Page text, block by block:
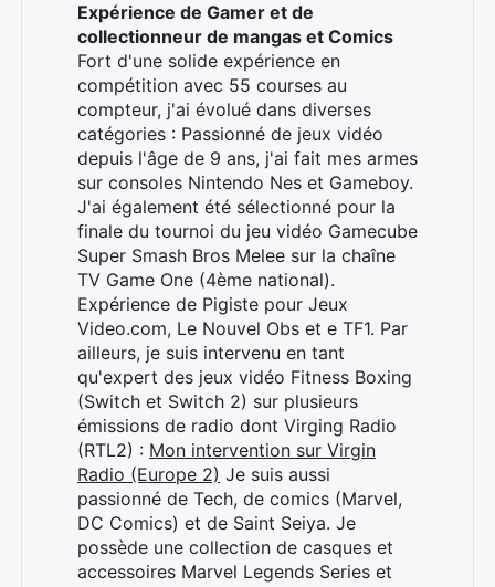
Expérience de Gamer et de
collectionneur de mangas et Comics
Fort d'une solide expérience en
compétition avec 55 courses au
compteur, j'ai évolué dans diverses
catégories : Passionné de jeux vidéo
depuis l'âge de 9 ans, j'ai fait mes armes
sur consoles Nintendo Nes et Gameboy.
J'ai également été sélectionné pour la
finale du tournoi du jeu vidéo Gamecube
Super Smash Bros Melee sur la chaîne
TV Game One (4ème national).
Expérience de Pigiste pour Jeux
Video.com, Le Nouvel Obs et e TF1. Par
ailleurs, je suis intervenu en tant
qu'expert des jeux vidéo Fitness Boxing
(Switch et Switch 2) sur plusieurs
émissions de radio dont Virging Radio
(RTL2) : Mon intervention sur Virgin
Radio (Europe 2) Je suis aussi
passionné de Tech, de comics (Marvel,
DC Comics) et de Saint Seiya. Je
possède une collection de casques et
accessoires Marvel Legends Series et